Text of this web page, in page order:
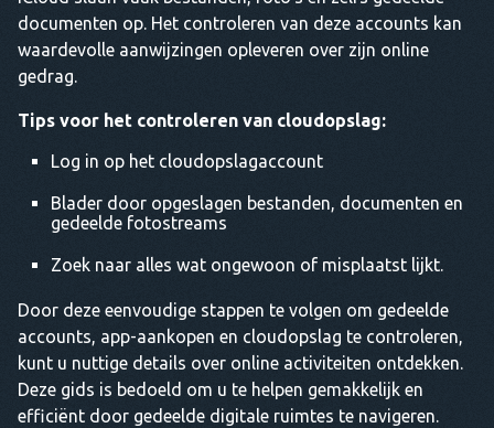
documenten op. Het controleren van deze accounts kan
waardevolle aanwijzingen opleveren over zijn online
gedrag.
Tips voor het controleren van cloudopslag:
Log in op het cloudopslagaccount
Blader door opgeslagen bestanden, documenten en
gedeelde fotostreams
Zoek naar alles wat ongewoon of misplaatst lijkt.
Door deze eenvoudige stappen te volgen om gedeelde
accounts, app-aankopen en cloudopslag te controleren,
kunt u nuttige details over online activiteiten ontdekken.
Deze gids is bedoeld om u te helpen gemakkelijk en
efficiënt door gedeelde digitale ruimtes te navigeren.